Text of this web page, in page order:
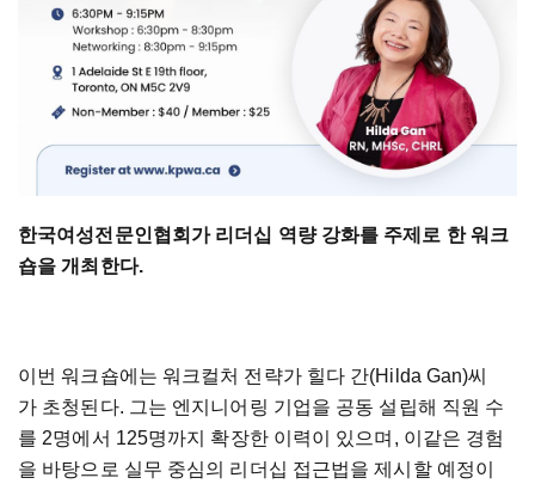
한국여성전문인협회가 리더십 역량 강화를 주제로 한 워크
숍을 개최한다.
이번 워크숍에는 워크컬처 전략가 힐다 간(Hilda Gan)씨
가 초청된다. 그는 엔지니어링 기업을 공동 설립해 직원 수
를 2명에서 125명까지 확장한 이력이 있으며, 이같은 경험
을 바탕으로 실무 중심의 리더십 접근법을 제시할 예정이